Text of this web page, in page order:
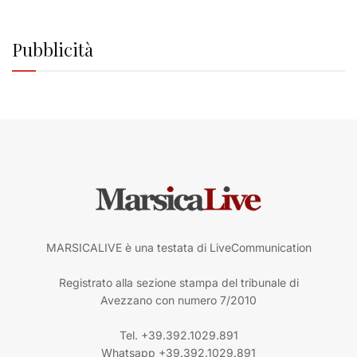
Pubblicità
MARSICALIVE è una testata di LiveCommunication
Registrato alla sezione stampa del tribunale di
Avezzano con numero 7/2010
Tel. +39.392.1029.891
Whatsapp +39.392.1029.891